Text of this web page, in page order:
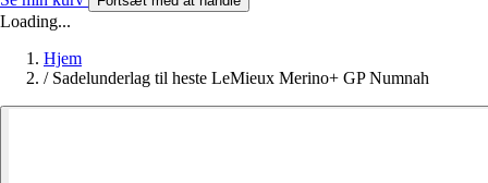
Loading...
Hjem
/ Sadelunderlag til heste LeMieux Merino+ GP Numnah